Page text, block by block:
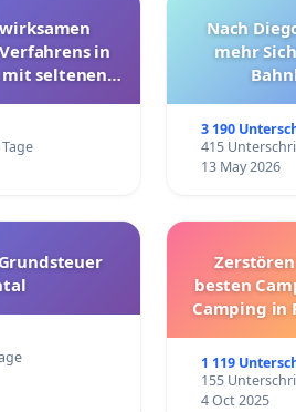
in
seltenen
Nach
mehr
3 190
415
13 May 2026
besten
Camping in
1 119
155
4 Oct 2025